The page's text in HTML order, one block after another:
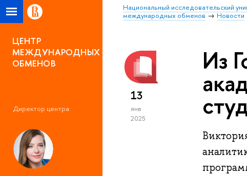
Национальный исследовательский
международных обменов
Новости
ЦЕНТР
МЕЖДУНАРОДНЫХ
ОБМЕНОВ
Директор центра:
13
янв
2025
Из